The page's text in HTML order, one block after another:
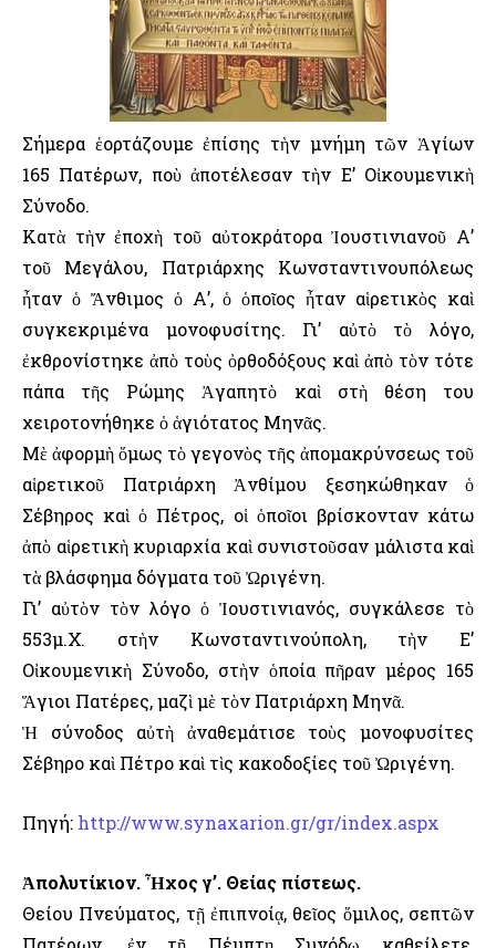
Σήμερα ἑορτάζουμε ἐπίσης τὴν μνήμη τῶν Ἁγίων
165 Πατέρων, ποὺ ἀποτέλεσαν τὴν Ε’ Οἰκουμενικὴ
Σύνοδο.
Κατὰ τὴν ἐποχὴ τοῦ αὐτοκράτορα Ἰουστινιανοῦ Α’
τοῦ Μεγάλου, Πατριάρχης Κωνσταντινουπόλεως
ἦταν ὁ Ἄνθιμος ὁ Α’, ὁ ὁποῖος ἦταν αἱρετικὸς καὶ
συγκεκριμένα μονοφυσίτης. Γι’ αὐτὸ τὸ λόγο,
ἐκθρονίστηκε ἀπὸ τοὺς ὀρθοδόξους καὶ ἀπὸ τὸν τότε
πάπα τῆς Ρώμης Ἀγαπητὸ καὶ στὴ θέση του
χειροτονήθηκε ὁ ἁγιότατος Μηνᾶς.
Μὲ ἀφορμὴ ὅμως τὸ γεγονὸς τῆς ἀπομακρύνσεως τοῦ
αἱρετικοῦ Πατριάρχη Ἀνθίμου ξεσηκώθηκαν ὁ
Σέβηρος καὶ ὁ Πέτρος, οἱ ὁποῖοι βρίσκονταν κάτω
ἀπὸ αἱρετικὴ κυριαρχία καὶ συνιστοῦσαν μάλιστα καὶ
τὰ βλάσφημα δόγματα τοῦ Ὠριγένη.
Γι’ αὐτὸν τὸν λόγο ὁ Ἰουστινιανός, συγκάλεσε τὸ
553μ.Χ. στὴν Κωνσταντινούπολη, τὴν Ε’
Οἰκουμενικὴ Σύνοδο, στὴν ὁποία πῆραν μέρος 165
Ἅγιοι Πατέρες, μαζὶ μὲ τὸν Πατριάρχη Μηνᾶ.
Ἡ σύνοδος αὐτὴ ἀναθεμάτισε τοὺς μονοφυσίτες
Σέβηρο καὶ Πέτρο καὶ τὶς κακοδοξίες τοῦ Ὠριγένη.
Πηγή: http://www.synaxarion.gr/gr/index.aspx
Ἀπολυτίκιον. Ἦχος γ’. Θείας πίστεως.
Θείου Πνεύματος, τῇ ἐπιπνοίᾳ, θεῖος ὅμιλος, σεπτῶν